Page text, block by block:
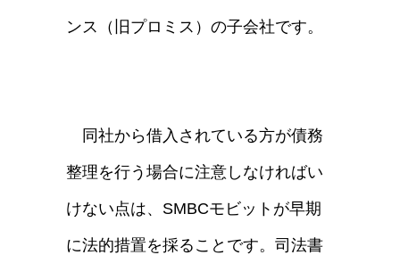
ンス（旧プロミス）の子会社です。
同社から借入されている方が債務
整理を行う場合に注意しなければい
けない点は、SMBCモビットが早期
に法的措置を採ることです。司法書